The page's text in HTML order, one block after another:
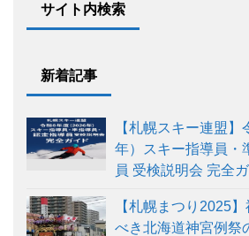
サイト内検索
新着記事
【札幌スキー連盟
年）スキー指導員・
員 受検説明会 完全
【札幌まつり2025
べき北海道神宮例祭